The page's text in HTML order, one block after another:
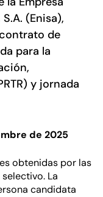
(Enisa),
de
para la
y jornada
de 2025
obtenidas por las
La
candidata